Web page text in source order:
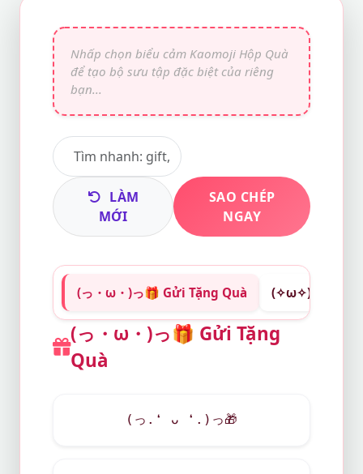
LÀM
MỚI
SAO CHÉP
NGAY
(っ・ω・)っ🎁 Gửi Tặng Quà (✧ω✧)🎁 Nhận
(っ・ω・)っ🎁 Gửi Tặng
Quà
(っ.❛ ᴗ ❛.)っ🎁